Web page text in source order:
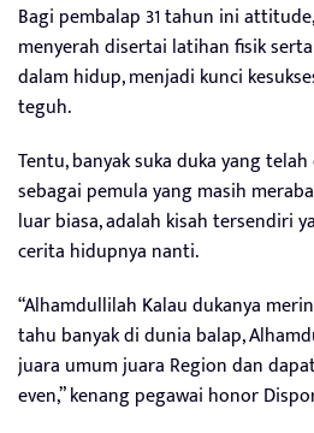
Bagi pembalap 31 tahun ini
menyerah disertai latihan fisik
dalam hidup, menjadi kunci
teguh.
Tentu, banyak suka duka yang
sebagai pemula yang masih
luar biasa, adalah kisah tersendiri
cerita hidupnya nanti.
“Alhamdullilah Kalau dukanya
tahu banyak di dunia balap,
juara umum juara Region dan
even,” kenang pegawai honor